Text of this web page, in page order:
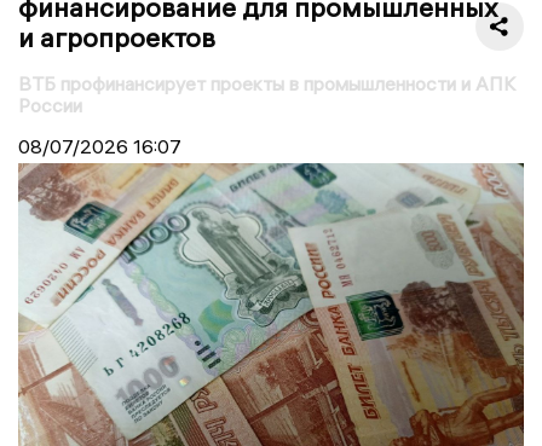
финансирование для промышленных
и агропроектов
ВТБ профинансирует проекты в промышленности и АПК
России
08/07/2026 16:07